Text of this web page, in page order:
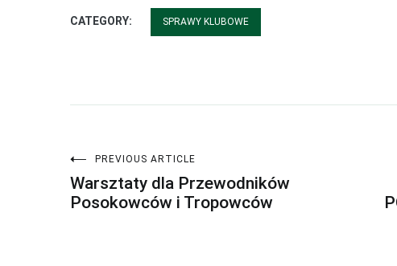
CATEGORY: SPRAWY KLUBOWE
Nawigacja
wpisu
PREVIOUS ARTICLE
Warsztaty dla Przewodników
Posokowców i Tropowców